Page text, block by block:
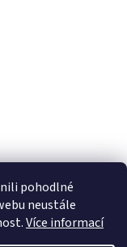
pohodlné
neustále
Více informací